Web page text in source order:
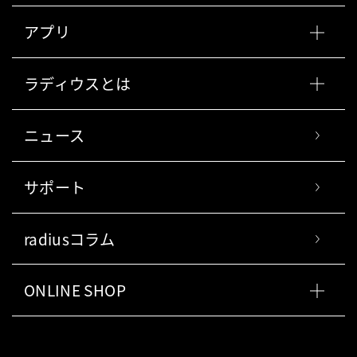
アプリ
ラディウスとは
ニュース
サポート
radiusコラム
ONLINE SHOP